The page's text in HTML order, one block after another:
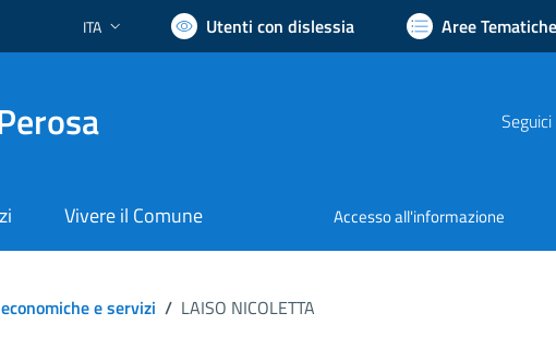
Lingua attiva:
ITA Utenti con dislessia Aree Tematiche
Vivere il Comune Accesso all'informazione
e servizi / LAISO NICOLETTA